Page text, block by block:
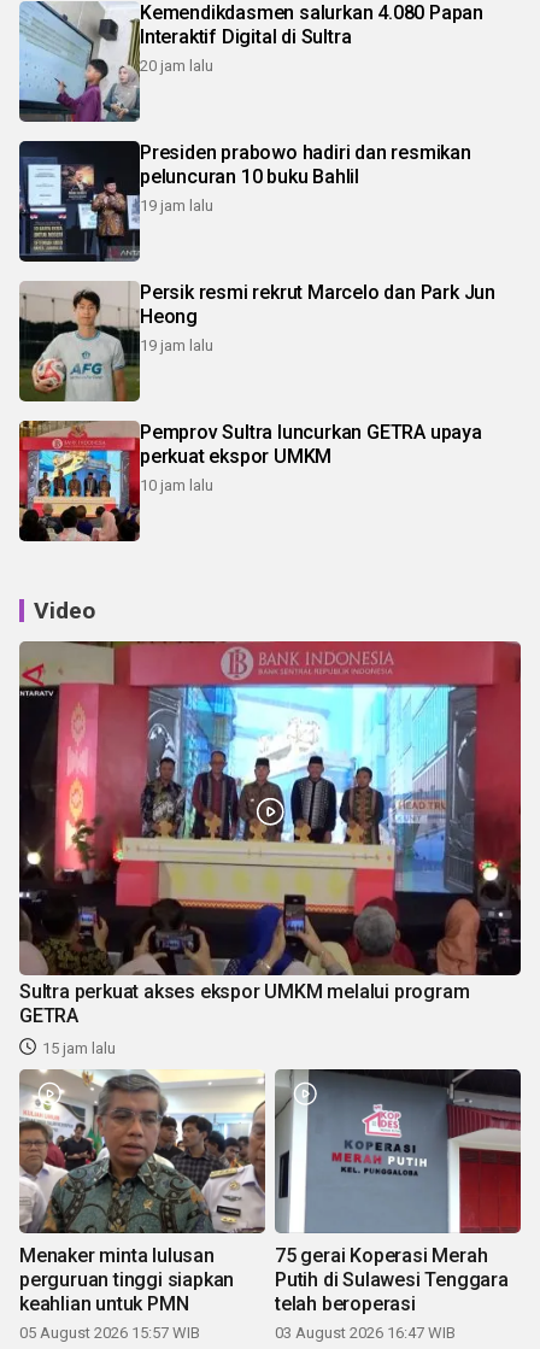
Kemendikdasmen salurkan 4.080 Papan
Interaktif Digital di Sultra
20 jam lalu
Presiden prabowo hadiri dan resmikan
peluncuran 10 buku Bahlil
19 jam lalu
Persik resmi rekrut Marcelo dan Park Jun
Heong
19 jam lalu
Pemprov Sultra luncurkan GETRA upaya
perkuat ekspor UMKM
10 jam lalu
Video
Sultra perkuat akses ekspor UMKM melalui program
GETRA
15 jam lalu
Menaker minta lulusan
perguruan tinggi siapkan
keahlian untuk PMN
05 August 2026 15:57 WIB
75 gerai Koperasi Merah
Putih di Sulawesi Tenggara
telah beroperasi
03 August 2026 16:47 WIB